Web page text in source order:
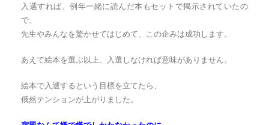
入選すれば、例年一緒に読んだ本もセットで掲示されていたの
で、
先生やみんなを驚かせてはじめて、この企みは成功します。
あえて絵本を選ぶ以上、入選しなければ意味がありません。
絵本で入選するという目標を立てたら、
俄然テンションが上がりました。